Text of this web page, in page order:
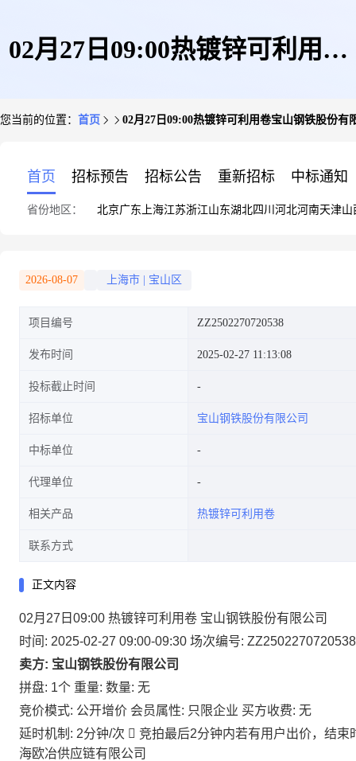
02月27日09:00热镀锌可利用卷
您当前的位置： 首页 02月27日09:00热镀锌可利用卷宝山钢铁股份有
首页 招标预告 招标公告 重新招标 中标通知
省份地区： 北京广东 上海江苏浙江山东湖北四川 河北河南天津山
2026-08-07 上海市 宝山区
项目编号 ZZ2502270720538
发布时间 2025-02-27 11:13:08
投标截止时间
招标单位 宝山钢铁股份有限公司
中标单位
代理单位
相关产品 热镀锌可利用卷
联系方式
正文内容
02月27日09:00 热镀锌可利用卷 宝山钢铁股份有限公司
时间: 2025-02-27 09:00-09:30 场次编号: ZZ2502270720538
卖方: 宝山钢铁股份有限公司
拼盘: 1个 重量: 数量: 无
竞价模式: 公开增价 会员属性: 只限企业 买方收费: 无
延时机制: 2分钟/次  竞拍最后2分钟内若有用户出价，结
海欧冶供应链有限公司